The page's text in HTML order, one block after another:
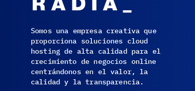
Somos una empresa creativa que
proporciona soluciones cloud
hosting de alta calidad para el
crecimiento de negocios online
centrándonos en el valor, la
calidad y la transparencia.